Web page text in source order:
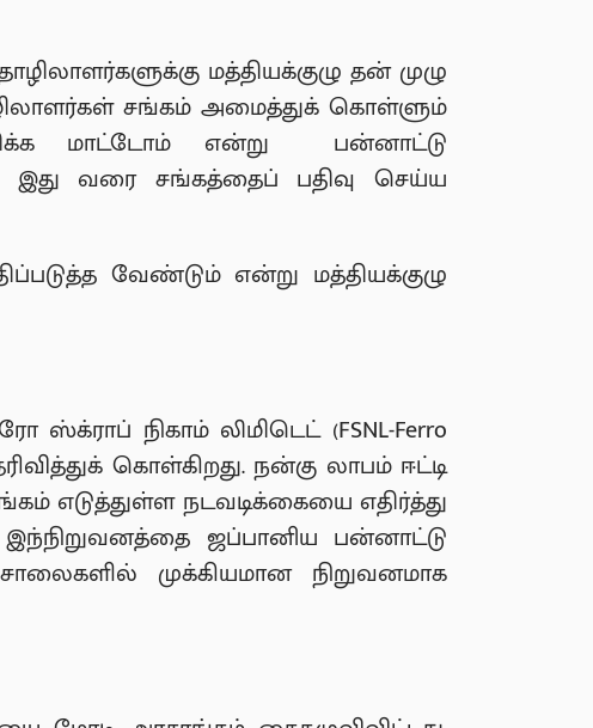
மத்தியக்குழு தன் முழு
சங்கம் அமைத்துக் கொள்ளும்
மாட்டோம் என்று பன்னாட்டு
இது வரை சங்கத்தைப் பதிவு செய்ய
வேண்டும் என்று மத்தியக்குழு
நிகாம் லிமிடெட் (FSNL-Ferro
கொள்கிறது. நன்கு லாபம் ஈட்டி
எடுத்துள்ள நடவடிக்கையை எதிர்த்து
ஜப்பானிய பன்னாட்டு
முக்கியமான நிறுவனமாக